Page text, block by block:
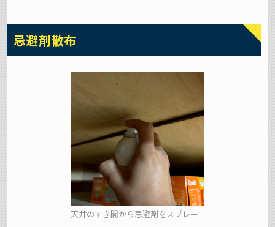
忌避剤散布
天井のすき間から忌避剤をスプレー